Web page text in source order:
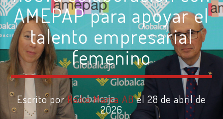
Canción actual
Radio Marca
Albacete
AMEPAP para apoyar el
talento empresarial
femenino
Escrito porRadio Marca ABel 28 de abril de
2026